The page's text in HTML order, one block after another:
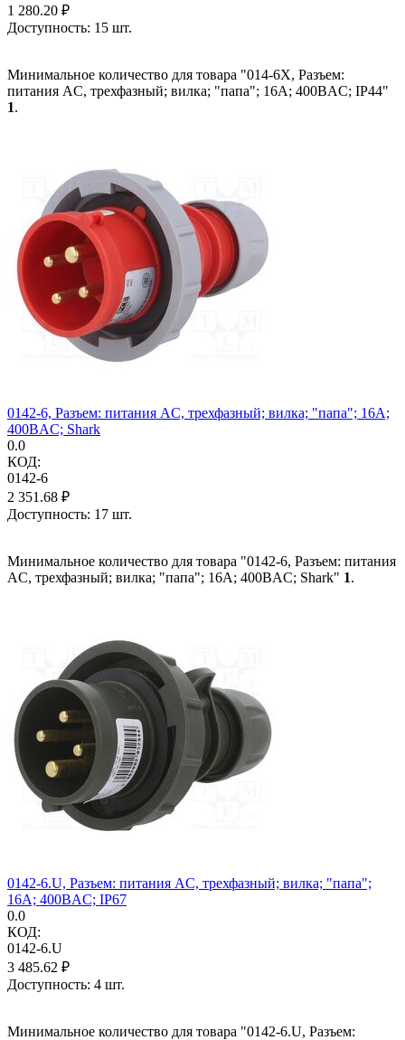
1 280.20 ₽
Доступность: 15 шт.
Минимальное количество для товара "014-6X, Разъем:
питания AC, трехфазный; вилка; "папа"; 16А; 400ВAC; IP44"
1.
0142-6, Разъем: питания AC, трехфазный; вилка; "папа"; 16А;
400ВAC; Shark
0.0
КОД:
0142-6
2 351.68 ₽
Доступность: 17 шт.
Минимальное количество для товара "0142-6, Разъем: питания
AC, трехфазный; вилка; "папа"; 16А; 400ВAC; Shark" 1.
0142-6.U, Разъем: питания AC, трехфазный; вилка; "папа";
16А; 400ВAC; IP67
0.0
КОД:
0142-6.U
3 485.62 ₽
Доступность: 4 шт.
Минимальное количество для товара "0142-6.U, Разъем: